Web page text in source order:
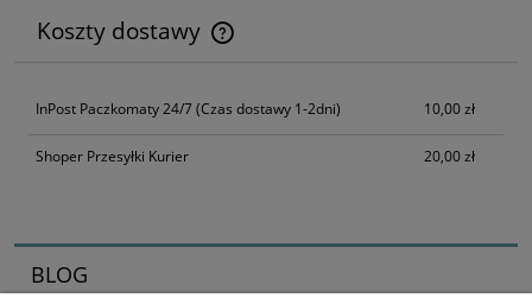
Koszty dostawy
Cena nie zawiera ewentualnych kosztów płatności
InPost Paczkomaty 24/7(Czas dostawy 1-2dni) 10,00 zł
Shoper Przesyłki Kurier 20,00 zł
BLOG